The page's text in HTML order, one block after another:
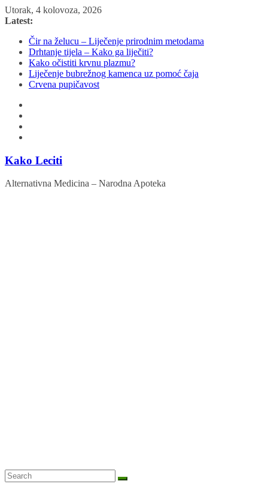
Skip
to
Utorak, 4 kolovoza, 2026
Latest:
Čir na želucu – Liječenje prirodnim metodama
Drhtanje tijela – Kako ga liječiti?
Kako očistiti krvnu plazmu?
Liječenje bubrežnog kamenca uz pomoć čaja
Crvena pupičavost
Kako Leciti
Alternativna Medicina – Narodna Apoteka